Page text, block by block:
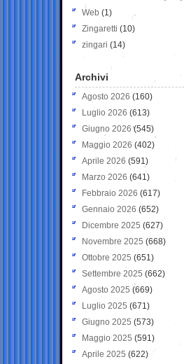
Web (1)
Zingaretti (10)
zingari (14)
Archivi
Agosto 2026 (160)
Luglio 2026 (613)
Giugno 2026 (545)
Maggio 2026 (402)
Aprile 2026 (591)
Marzo 2026 (641)
Febbraio 2026 (617)
Gennaio 2026 (652)
Dicembre 2025 (627)
Novembre 2025 (668)
Ottobre 2025 (651)
Settembre 2025 (662)
Agosto 2025 (669)
Luglio 2025 (671)
Giugno 2025 (573)
Maggio 2025 (591)
Aprile 2025 (622)